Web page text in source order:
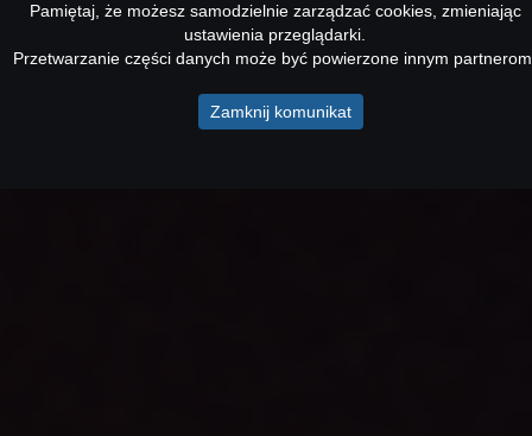
Pamiętaj, że możesz samodzielnie zarządzać cookies, zmieniając
ustawienia przeglądarki.
Przetwarzanie części danych może być powierzone innym
Zamknij komunikat